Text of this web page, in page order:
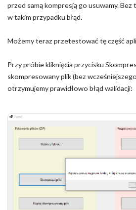
przed samą kompresją go usuwamy.
w takim przypadku błąd.
Możemy teraz przetestować tę część
Przy próbie kliknięcia przycisku
skompresowany plik (bez
otrzymujemy prawidłowo błąd walidacji: